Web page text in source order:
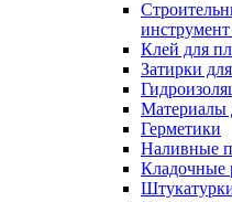
инструмент
Клей для
Затирки
Материалы
Герметики
Наливные
Кладочные